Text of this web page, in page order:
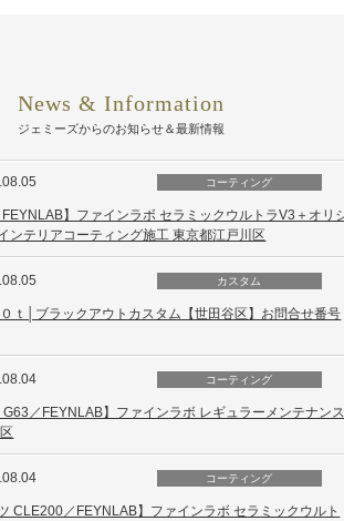
News & Information
ジェミーズからのお知らせ＆最新情報
コーティング
FEYNLAB】ファインラボ セラミックウルトラV3＋オリ
ンテリアコーティング施工 東京都江戸川区
カスタム
ｔ│ブラックアウトカスタム【世田谷区】お問合せ番号
コーティング
G63／FEYNLAB】ファインラボ レギュラーメンテナン
コーティング
CLE200／FEYNLAB】ファインラボ セラミックウルト